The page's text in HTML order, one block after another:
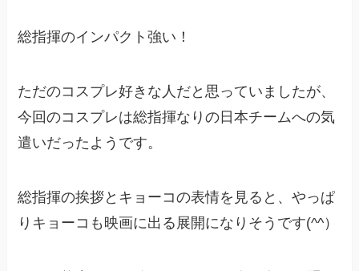
総指揮のインパクト強い！
ただのコスプレ好きな人だと思っていましたが、
今回のコスプレは総指揮なりの日本チームへの気
遣いだったようです。
総指揮の挨拶とキョーコの表情を見ると、やっぱ
りキョーコも映画に出る展開になりそうです(^^）